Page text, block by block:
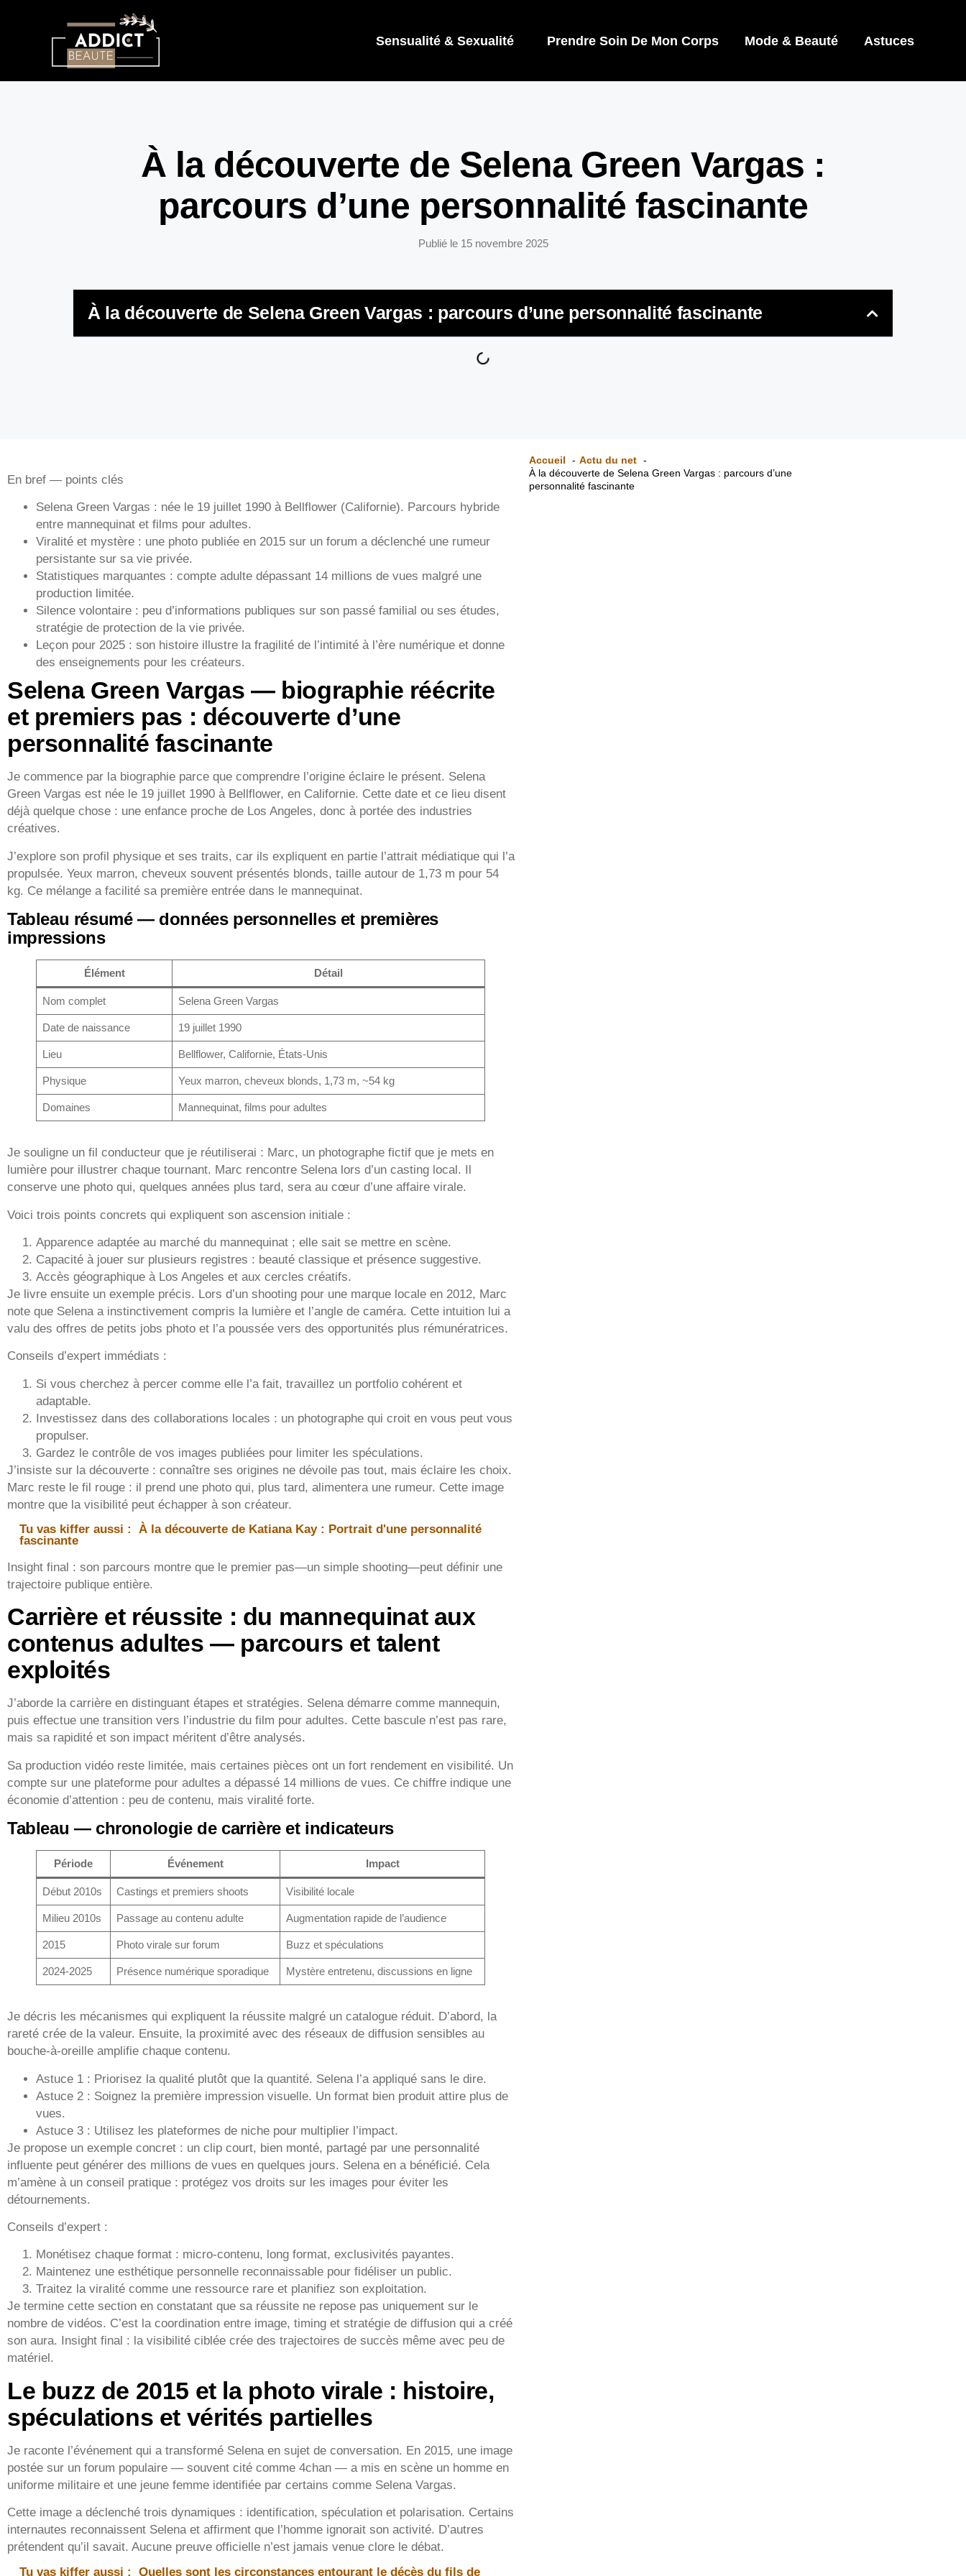
Sensualité & Sexualité Prendre Soin De Mon Corps Mode & Beauté Astuces
À la découverte de Selena Green Vargas :
parcours d’une personnalité fascinante
Publié le 15 novembre 2025
À la découverte de Selena Green Vargas : parcours d’une personnalité fascinante
En bref — points clés
Selena Green Vargas : née le 19 juillet 1990 à Bellflower (Californie). Parcours hybride
entre mannequinat et films pour adultes.
Viralité et mystère : une photo publiée en 2015 sur un forum a déclenché une rumeur
persistante sur sa vie privée.
Statistiques marquantes : compte adulte dépassant 14 millions de vues malgré une
production limitée.
Silence volontaire : peu d’informations publiques sur son passé familial ou ses études,
stratégie de protection de la vie privée.
Leçon pour 2025 : son histoire illustre la fragilité de l’intimité à l’ère numérique et donne
des enseignements pour les créateurs.
Selena Green Vargas — biographie réécrite
et premiers pas : découverte d’une
personnalité fascinante
Je commence par la biographie parce que comprendre l’origine éclaire le présent. Selena
Green Vargas est née le 19 juillet 1990 à Bellflower, en Californie. Cette date et ce lieu disent
déjà quelque chose : une enfance proche de Los Angeles, donc à portée des industries
créatives.
J’explore son profil physique et ses traits, car ils expliquent en partie l’attrait médiatique qui l’a
propulsée. Yeux marron, cheveux souvent présentés blonds, taille autour de 1,73 m pour 54
kg. Ce mélange a facilité sa première entrée dans le mannequinat.
Tableau résumé — données personnelles et premières
impressions
Élément Détail
Nom complet Selena Green Vargas
Date de naissance 19 juillet 1990
Lieu Bellflower, Californie, États-Unis
Physique Yeux marron, cheveux blonds, 1,73 m, ~54 kg
Domaines Mannequinat, films pour adultes
Je souligne un fil conducteur que je réutiliserai : Marc, un photographe fictif que je mets en
lumière pour illustrer chaque tournant. Marc rencontre Selena lors d’un casting local. Il
conserve une photo qui, quelques années plus tard, sera au cœur d’une affaire virale.
Voici trois points concrets qui expliquent son ascension initiale :
Apparence adaptée au marché du mannequinat ; elle sait se mettre en scène.
Capacité à jouer sur plusieurs registres : beauté classique et présence suggestive.
Accès géographique à Los Angeles et aux cercles créatifs.
Je livre ensuite un exemple précis. Lors d’un shooting pour une marque locale en 2012, Marc
note que Selena a instinctivement compris la lumière et l’angle de caméra. Cette intuition lui a
valu des offres de petits jobs photo et l’a poussée vers des opportunités plus rémunératrices.
Conseils d’expert immédiats :
Si vous cherchez à percer comme elle l’a fait, travaillez un portfolio cohérent et
adaptable.
Investissez dans des collaborations locales : un photographe qui croit en vous peut vous
propulser.
Gardez le contrôle de vos images publiées pour limiter les spéculations.
J’insiste sur la découverte : connaître ses origines ne dévoile pas tout, mais éclaire les choix.
Marc reste le fil rouge : il prend une photo qui, plus tard, alimentera une rumeur. Cette image
montre que la visibilité peut échapper à son créateur.
Tu vas kiffer aussi :
À la découverte de Katiana Kay : Portrait d'une personnalité
fascinante
Insight final : son parcours montre que le premier pas—un simple shooting—peut définir une
trajectoire publique entière.
Carrière et réussite : du mannequinat aux
contenus adultes — parcours et talent
exploités
J’aborde la carrière en distinguant étapes et stratégies. Selena démarre comme mannequin,
puis effectue une transition vers l’industrie du film pour adultes. Cette bascule n’est pas rare,
mais sa rapidité et son impact méritent d’être analysés.
Sa production vidéo reste limitée, mais certaines pièces ont un fort rendement en visibilité. Un
compte sur une plateforme pour adultes a dépassé 14 millions de vues. Ce chiffre indique une
économie d’attention : peu de contenu, mais viralité forte.
Tableau — chronologie de carrière et indicateurs
Période Événement Impact
Début 2010s Castings et premiers shoots Visibilité locale
Milieu 2010s Passage au contenu adulte Augmentation rapide de l’audience
2015 Photo virale sur forum Buzz et spéculations
2024-2025 Présence numérique sporadique Mystère entretenu, discussions en ligne
Je décris les mécanismes qui expliquent la réussite malgré un catalogue réduit. D’abord, la
rareté crée de la valeur. Ensuite, la proximité avec des réseaux de diffusion sensibles au
bouche-à-oreille amplifie chaque contenu.
Astuce 1 : Priorisez la qualité plutôt que la quantité. Selena l’a appliqué sans le dire.
Astuce 2 : Soignez la première impression visuelle. Un format bien produit attire plus de
vues.
Astuce 3 : Utilisez les plateformes de niche pour multiplier l’impact.
Je propose un exemple concret : un clip court, bien monté, partagé par une personnalité
influente peut générer des millions de vues en quelques jours. Selena en a bénéficié. Cela
m’amène à un conseil pratique : protégez vos droits sur les images pour éviter les
détournements.
Conseils d’expert :
Monétisez chaque format : micro-contenu, long format, exclusivités payantes.
Maintenez une esthétique personnelle reconnaissable pour fidéliser un public.
Traitez la viralité comme une ressource rare et planifiez son exploitation.
Je termine cette section en constatant que sa réussite ne repose pas uniquement sur le
nombre de vidéos. C’est la coordination entre image, timing et stratégie de diffusion qui a créé
son aura. Insight final : la visibilité ciblée crée des trajectoires de succès même avec peu de
matériel.
Le buzz de 2015 et la photo virale : histoire,
spéculations et vérités partielles
Je raconte l’événement qui a transformé Selena en sujet de conversation. En 2015, une image
postée sur un forum populaire — souvent cité comme 4chan — a mis en scène un homme en
uniforme militaire et une jeune femme identifiée par certains comme Selena Vargas.
Cette image a déclenché trois dynamiques : identification, spéculation et polarisation. Certains
internautes reconnaissent Selena et affirment que l’homme ignorait son activité. D’autres
prétendent qu’il savait. Aucune preuve officielle n’est jamais venue clore le débat.
Tu vas kiffer aussi :
Quelles sont les circonstances entourant le décès du fils de
Accueil
Actu du net
À la découverte de Selena Green Vargas : parcours d’une
personnalité fascinante